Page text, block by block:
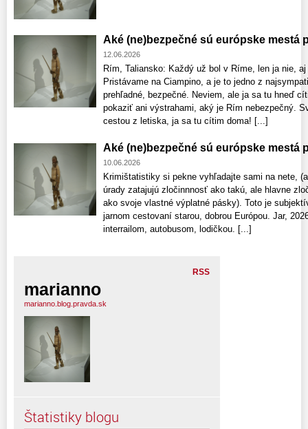
Aké (ne)bezpečné sú európske mestá
12.06.2026
Rím, Taliansko: Každý už bol v Ríme, len ja nie,
Pristávame na Ciampino, a je to jedno z
prehľadné, bezpečné. Neviem, ale ja sa tu hneď
pokaziť ani výstrahami, aký je Rím nebezpečný.
cestou z letiska, ja sa tu cítim doma! [...]
Aké (ne)bezpečné sú európske mestá
10.06.2026
Krimištatistiky si pekne vyhľadajte sami na nete,
úrady zatajujú zločinnnosť ako takú, ale hlavne
ako svoje vlastné výplatné pásky). Toto je
jarnom cestovaní starou, dobrou Európou. Jar,
interrailom, autobusom, lodičkou. [...]
RSS
marianno
marianno.blog.pravda.sk
Štatistiky blogu